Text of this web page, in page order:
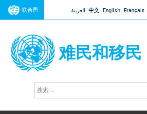
Jump to navigation
联合国 العربية 中文 English Français
难民和移民
搜
索